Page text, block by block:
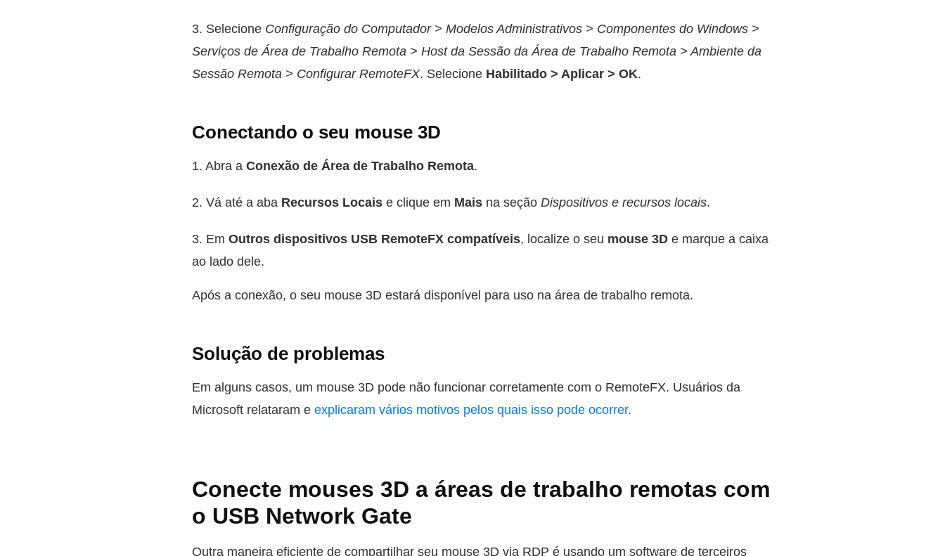
3. Selecione Configuração do Computador > Modelos Administrativos > Componentes do Windows >
Serviços de Área de Trabalho Remota > Host da Sessão da Área de Trabalho Remota > Ambiente da
Sessão Remota > Configurar RemoteFX. Selecione Habilitado > Aplicar > OK.
Conectando o seu mouse 3D
1. Abra a Conexão de Área de Trabalho Remota.
2. Vá até a aba Recursos Locais e clique em Mais na seção Dispositivos e recursos locais.
3. Em Outros dispositivos USB RemoteFX compatíveis, localize o seu mouse 3D e marque a caixa
ao lado dele.
Após a conexão, o seu mouse 3D estará disponível para uso na área de trabalho remota.
Solução de problemas
Em alguns casos, um mouse 3D pode não funcionar corretamente com o RemoteFX. Usuários da
Microsoft relataram e explicaram vários motivos pelos quais isso pode ocorrer.
Conecte mouses 3D a áreas de trabalho remotas com
o USB Network Gate
Outra maneira eficiente de compartilhar seu mouse 3D via RDP é usando um software de terceiros